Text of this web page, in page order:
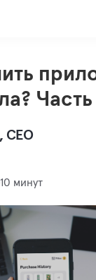
проект
Часть
СЕО
10 минут